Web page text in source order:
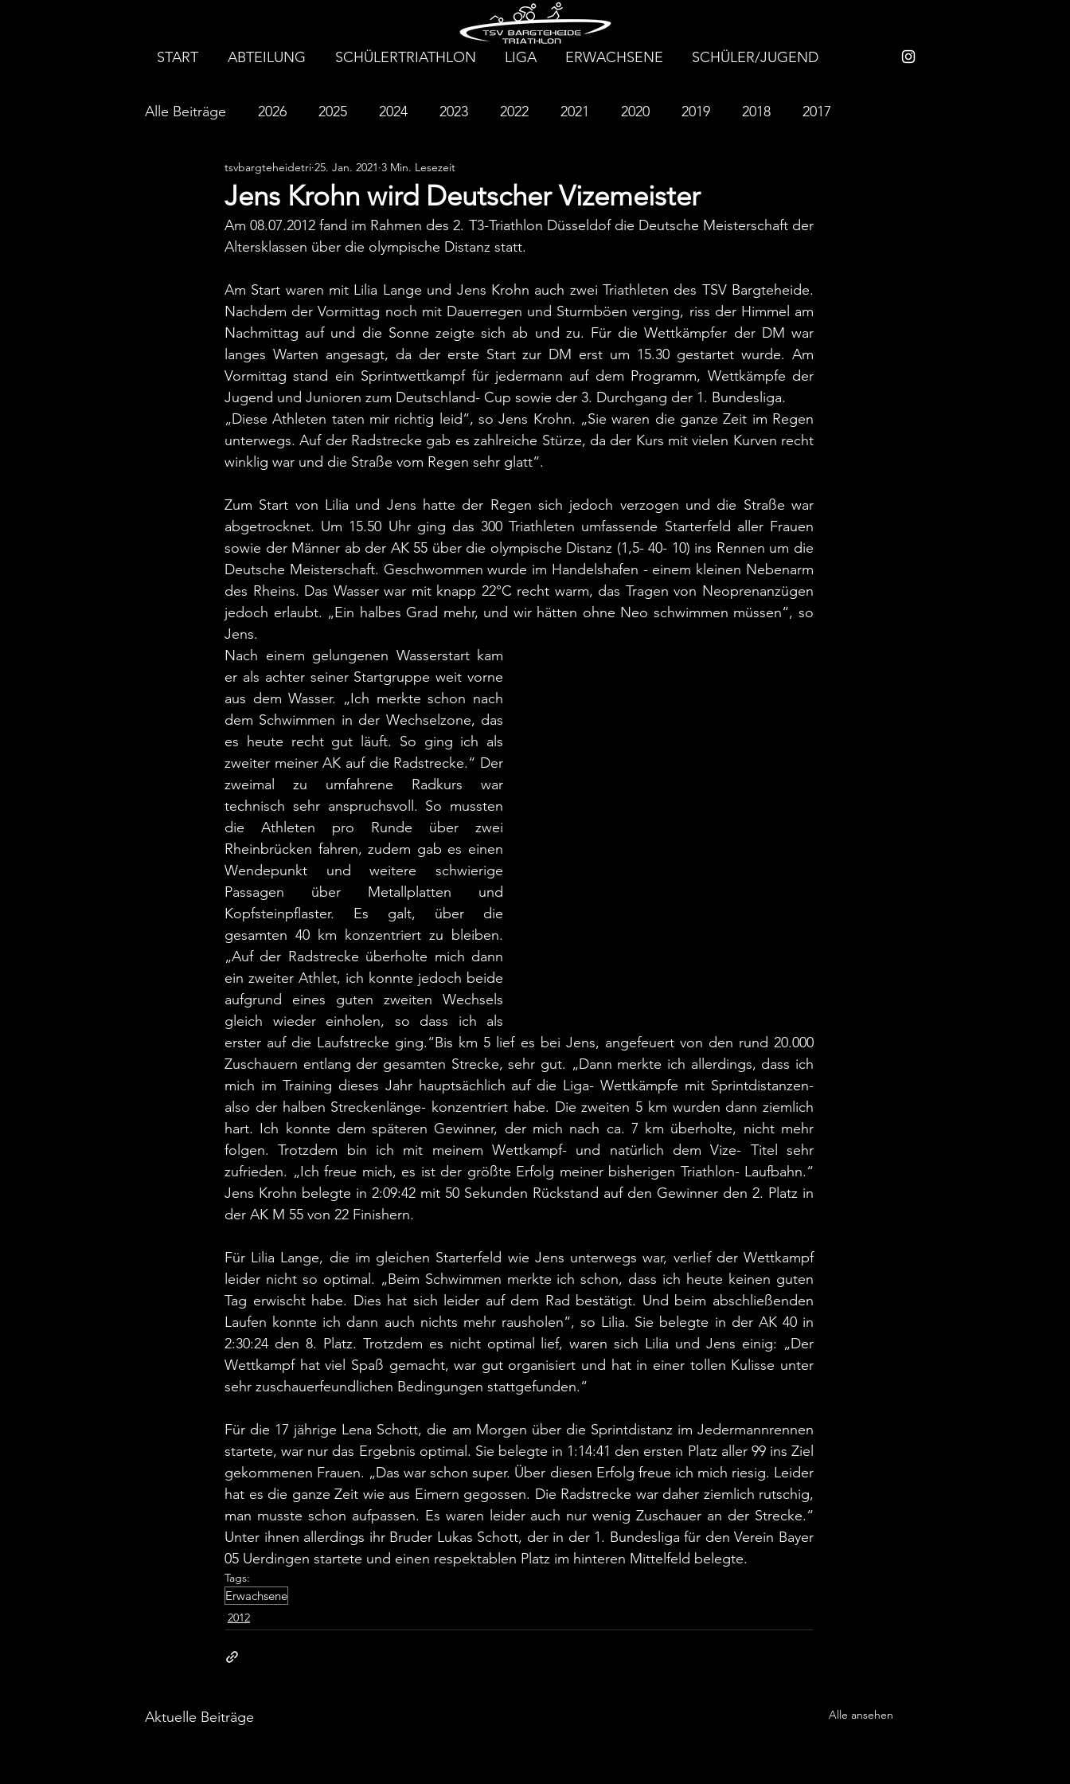
START ABTEILUNG SCHÜLERTRIATHLON LIGA ERWACHSENE SCHÜLER/JUGEND
Alle Beiträge 2026 2025 2024 2023 2022 2021 2020 2019 2018 2017
2015 2014 2013 2012
Jens Krohn wird Deutscher Vizemeister
tsvbargteheidetri 25. Jan. 2021 3 Min. Lesezeit
Am 08.07.2012 fand im Rahmen des 2. T3-Triathlon Düsseldof die Deutsche Meisterschaft der
Altersklassen über die olympische Distanz statt.
Am Start waren mit Lilia Lange und Jens Krohn auch zwei Triathleten des TSV Bargteheide.
Nachdem der Vormittag noch mit Dauerregen und Sturmböen verging, riss der Himmel am
Nachmittag auf und die Sonne zeigte sich ab und zu. Für die Wettkämpfer der DM war
langes Warten angesagt, da der erste Start zur DM erst um 15.30 gestartet wurde. Am
Vormittag stand ein Sprintwettkampf für jedermann auf dem Programm, Wettkämpfe der
Jugend und Junioren zum Deutschland- Cup sowie der 3. Durchgang der 1. Bundesliga.
„Diese Athleten taten mir richtig leid“, so Jens Krohn. „Sie waren die ganze Zeit im Regen
unterwegs. Auf der Radstrecke gab es zahlreiche Stürze, da der Kurs mit vielen Kurven recht
winklig war und die Straße vom Regen sehr glatt“.
Zum Start von Lilia und Jens hatte der Regen sich jedoch verzogen und die Straße war
abgetrocknet. Um 15.50 Uhr ging das 300 Triathleten umfassende Starterfeld aller Frauen
sowie der Männer ab der AK 55 über die olympische Distanz (1,5- 40- 10) ins Rennen um die
Deutsche Meisterschaft. Geschwommen wurde im Handelshafen - einem kleinen Nebenarm
des Rheins. Das Wasser war mit knapp 22°C recht warm, das Tragen von Neoprenanzügen
jedoch erlaubt. „Ein halbes Grad mehr, und wir hätten ohne Neo schwimmen müssen“, so
Jens.
Nach einem gelungenen Wasserstart kam
er als achter seiner Startgruppe weit vorne
aus dem Wasser. „Ich merkte schon nach
dem Schwimmen in der Wechselzone, das
es heute recht gut läuft. So ging ich als
zweiter meiner AK auf die Radstrecke.“ Der
zweimal zu umfahrene Radkurs war
technisch sehr anspruchsvoll. So mussten
die Athleten pro Runde über zwei
Rheinbrücken fahren, zudem gab es einen
Wendepunkt und weitere schwierige
Passagen über Metallplatten und
Kopfsteinpflaster. Es galt, über die
gesamten 40 km konzentriert zu bleiben.
„Auf der Radstrecke überholte mich dann
ein zweiter Athlet, ich konnte jedoch beide
aufgrund eines guten zweiten Wechsels
gleich wieder einholen, so dass ich als
erster auf die Laufstrecke ging.“Bis km 5 lief es bei Jens, angefeuert von den rund 20.000
Zuschauern entlang der gesamten Strecke, sehr gut. „Dann merkte ich allerdings, dass ich
mich im Training dieses Jahr hauptsächlich auf die Liga- Wettkämpfe mit Sprintdistanzen-
also der halben Streckenlänge- konzentriert habe. Die zweiten 5 km wurden dann ziemlich
hart. Ich konnte dem späteren Gewinner, der mich nach ca. 7 km überholte, nicht mehr
folgen. Trotzdem bin ich mit meinem Wettkampf- und natürlich dem Vize- Titel sehr
zufrieden. „Ich freue mich, es ist der größte Erfolg meiner bisherigen Triathlon- Laufbahn.“
Jens Krohn belegte in 2:09:42 mit 50 Sekunden Rückstand auf den Gewinner den 2. Platz in
der AK M 55 von 22 Finishern.
Für Lilia Lange, die im gleichen Starterfeld wie Jens unterwegs war, verlief der Wettkampf
leider nicht so optimal. „Beim Schwimmen merkte ich schon, dass ich heute keinen guten
Tag erwischt habe. Dies hat sich leider auf dem Rad bestätigt. Und beim abschließenden
Laufen konnte ich dann auch nichts mehr rausholen“, so Lilia. Sie belegte in der AK 40 in
2:30:24 den 8. Platz. Trotzdem es nicht optimal lief, waren sich Lilia und Jens einig: „Der
Wettkampf hat viel Spaß gemacht, war gut organisiert und hat in einer tollen Kulisse unter
sehr zuschauerfeundlichen Bedingungen stattgefunden.“
Für die 17 jährige Lena Schott, die am Morgen über die Sprintdistanz im Jedermannrennen
startete, war nur das Ergebnis optimal. Sie belegte in 1:14:41 den ersten Platz aller 99 ins Ziel
gekommenen Frauen. „Das war schon super. Über diesen Erfolg freue ich mich riesig. Leider
hat es die ganze Zeit wie aus Eimern gegossen. Die Radstrecke war daher ziemlich rutschig,
man musste schon aufpassen. Es waren leider auch nur wenig Zuschauer an der Strecke.“
Unter ihnen allerdings ihr Bruder Lukas Schott, der in der 1. Bundesliga für den Verein Bayer
05 Uerdingen startete und einen respektablen Platz im hinteren Mittelfeld belegte.
Tags:
Erwachsene
2012
Aktuelle Beiträge Alle ansehen